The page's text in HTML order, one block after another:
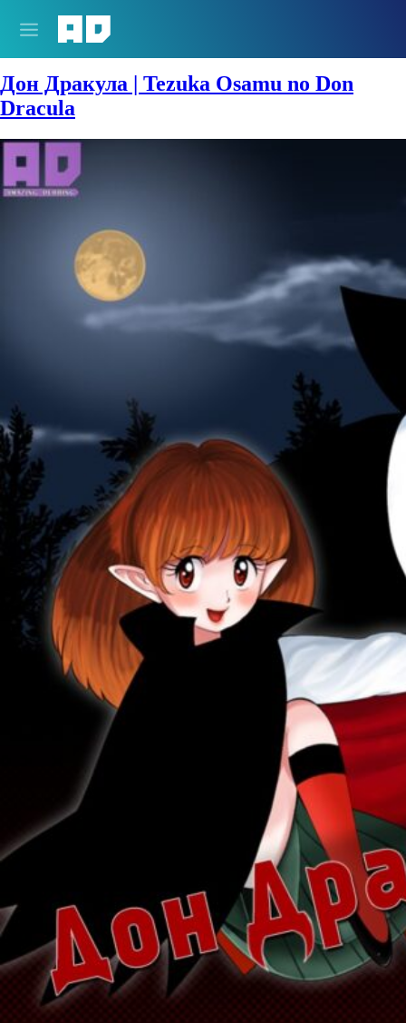
Сезон:1982 год
Дон Дракула | Tezuka Osamu no Don
Dracula